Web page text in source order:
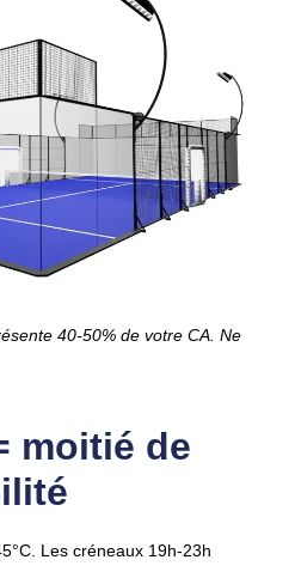
40-50% de votre CA. Ne
moitié de
Les créneaux 19h-23h